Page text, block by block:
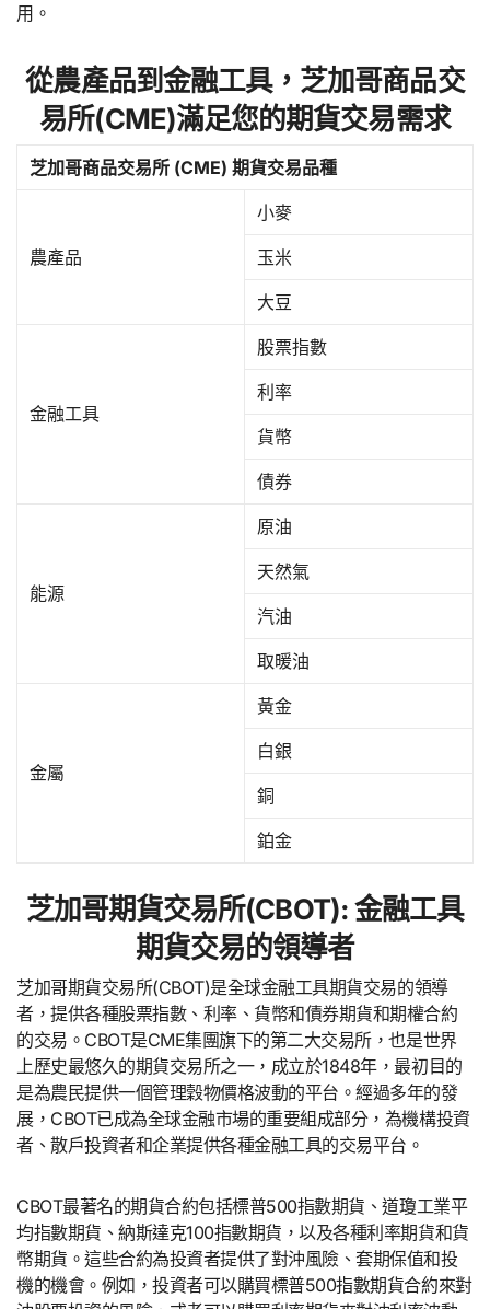
用。
從農產品到金融工具，芝加哥商品交
易所(CME)滿足您的期貨交易需求
芝加哥商品交易所 (CME) 期貨交易品種
農產品
小麥
玉米
大豆
金融工具
股票指數
利率
貨幣
債券
能源
原油
天然氣
汽油
取暖油
金屬
黃金
白銀
銅
鉑金
芝加哥期貨交易所(CBOT): 金融工具
期貨交易的領導者
芝加哥期貨交易所(CBOT)是全球金融工具期貨交易的領導
者，提供各種股票指數、利率、貨幣和債券期貨和期權合約
的交易。CBOT是CME集團旗下的第二大交易所，也是世界
上歷史最悠久的期貨交易所之一，成立於1848年，最初目的
是為農民提供一個管理穀物價格波動的平台。經過多年的發
展，CBOT已成為全球金融市場的重要組成部分，為機構投資
者、散戶投資者和企業提供各種金融工具的交易平台。
CBOT最著名的期貨合約包括標普500指數期貨、道瓊工業平
均指數期貨、納斯達克100指數期貨，以及各種利率期貨和貨
幣期貨。這些合約為投資者提供了對沖風險、套期保值和投
機的機會。例如，投資者可以購買標普500指數期貨合約來對